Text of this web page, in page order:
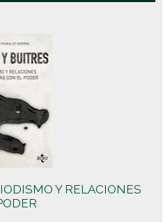
Y RELACIONES